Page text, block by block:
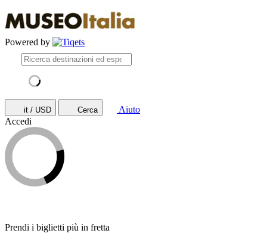
Powered by
it / USD Cerca
Aiuto
Accedi
Prendi i biglietti più in fretta